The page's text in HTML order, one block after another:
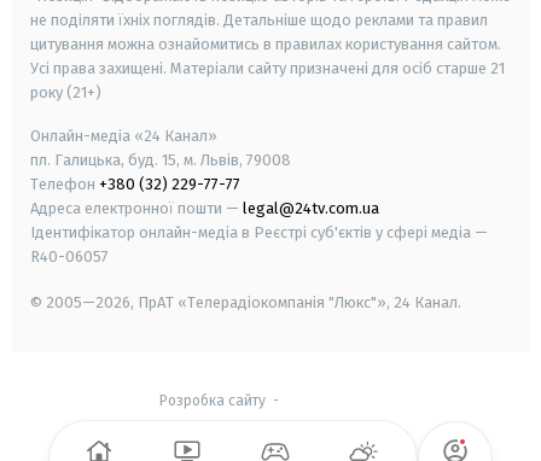
не поділяти їхніх поглядів. Детальніше щодо реклами та правил
цитування можна ознайомитись в правилах користування сайтом.
Усі права захищені. Матеріали сайту призначені для осіб старше 21
року (21+)
Онлайн-медіа «24 Канал»
пл. Галицька, буд. 15, м. Львів, 79008
Телефон +380 (32) 229-77-77
Адреса електронної пошти — legal@24tv.com.ua
Ідентифікатор онлайн-медіа в Реєстрі суб'єктів у сфері медіа —
R40-06057
© 2005—2026, ПрАТ «Телерадіокомпанія "Люкс"», 24 Канал.
Розробка сайту-